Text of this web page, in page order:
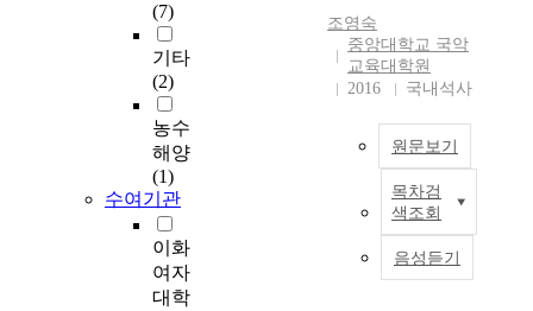
(7)
기타
(2)
농수
해양
(1)
수여기관
이화
여자
대학
조영숙
중앙대학교 국악
교육대학원
2016
국내석사
원문보기
목차검
색조회
음성듣기